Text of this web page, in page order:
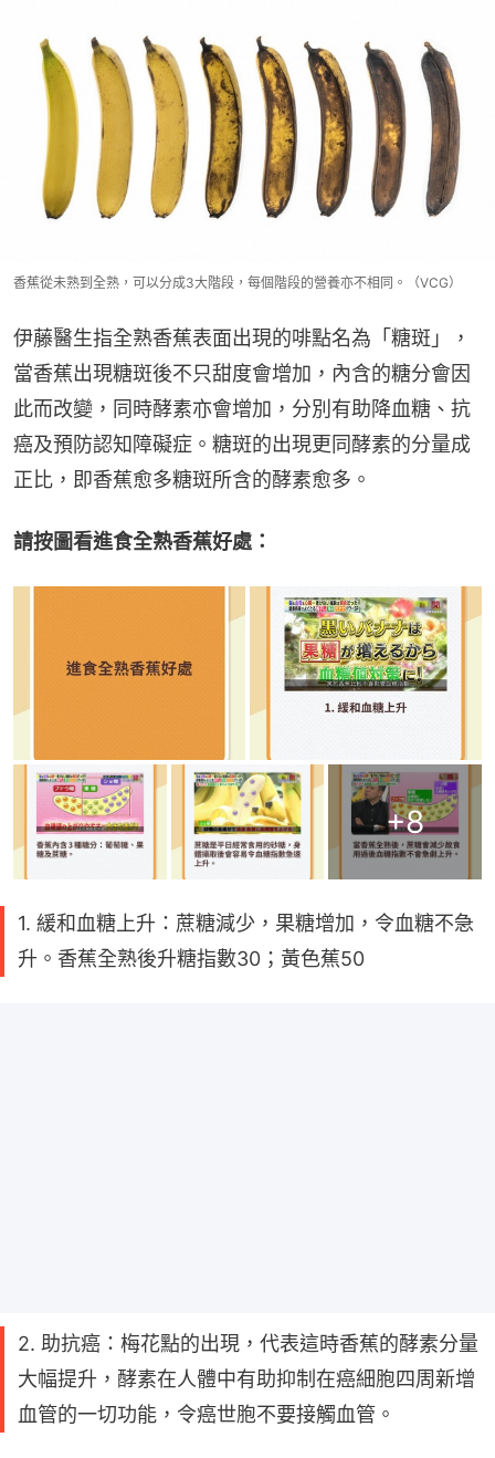
香蕉從未熟到全熟，可以分成3大階段，每個階段的營養亦不相同。（VCG）
伊藤醫生指全熟香蕉表面出現的啡點名為「糖斑」，
當香蕉出現糖斑後不只甜度會增加，內含的糖分會因
此而改變，同時酵素亦會增加，分別有助降血糖、抗
癌及預防認知障礙症。糖斑的出現更同酵素的分量成
正比，即香蕉愈多糖斑所含的酵素愈多。
請按圖看進食全熟香蕉好處：
+8
1. 緩和血糖上升：蔗糖減少，果糖增加，令血糖不急
升。香蕉全熟後升糖指數30；黃色蕉50
2. 助抗癌：梅花點的出現，代表這時香蕉的酵素分量
大幅提升，酵素在人體中有助抑制在癌細胞四周新增
血管的一切功能，令癌世胞不要接觸血管。